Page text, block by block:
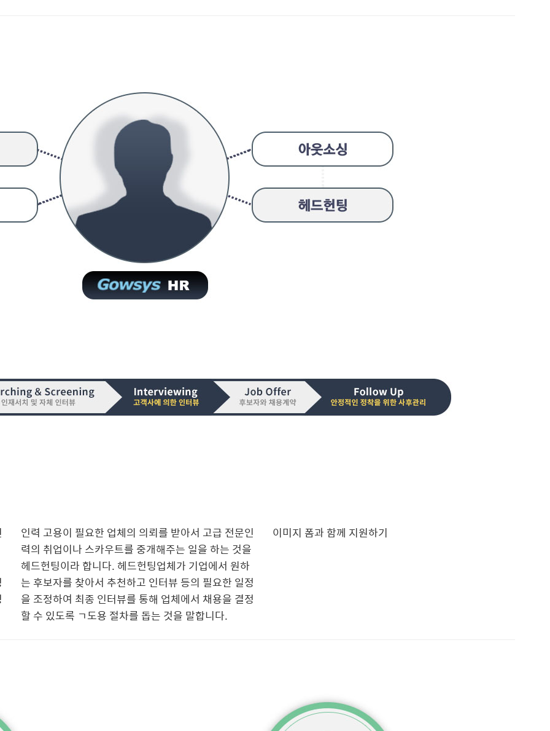
인력 고용이 필요한 업체의 의뢰를 받아서 고급 전문인
력의 취업이나 스카우트를 중개해주는 일을 하는 것을
헤드헌팅이라 합니다. 헤드헌팅업체가 기업에서 원하
는 후보자를 찾아서 추천하고 인터뷰 등의 필요한 일정
을 조정하여 최종 인터뷰를 통해 업체에서 채용을 결정
할 수 있도록 ㄱ도용 절차를 돕는 것을 말합니다.
이미지 폼과 함께 지원하기